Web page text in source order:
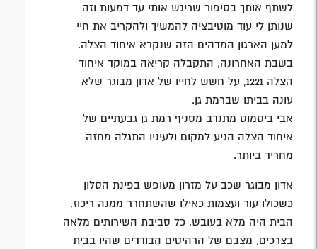
לשתף אותך בסיפור שריגש אותי עד דמעות וזה
שנותן לי עוד מוטיבציה להמשיך ולהקריב את חיי
למען הארגון המדהים הזה שנקרא איחוד הצלה.
בשבת האחרונה, התקבלה קריאה במוקד איחוד
הצלה 1221, על חשש לחייו של אדון מבוגר שלא
עונה בביתו שברמת גן.
אבי ביסמוט מתנדב מסניף רמת גן גבעתיים של
איחוד הצלה הגיע למקום ולעיניו התגלה מחזה
מחריד ביותר.
אדון מבוגר שכב על מזרון מעופש בפינת הסלון
כשכולו עור ועצמות כאילו שהשתחרר ממנה ריכוז,
הבית היה מלא בעובש, כל סביבת השירותים מלאה
בצרכים, מצבם של הרהיטים הבודדים שהיו בבית